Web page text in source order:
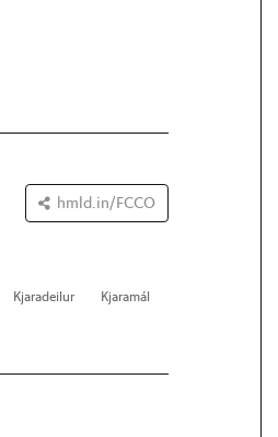
hmld.in/FCCO
Kjara­deil­ur Kjara­mál